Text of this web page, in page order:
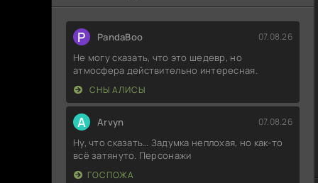
P PandaBoo 07.08.26
Не могу сказать, что это шедевр, но
атмосфера действительно интересная.
СНЫ АЛИСЫ
A Arvyn 07.08.26
Ну, что сказать… Задумка неплохая, но как-то
всё затянуто. Персонажи
ГОСПОЖА